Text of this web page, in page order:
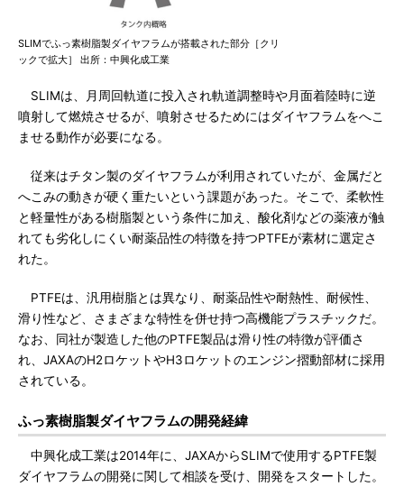
SLIMでふっ素樹脂製ダイヤフラムが搭載された部分［クリ
ックで拡大］ 出所：中興化成工業
SLIMは、月周回軌道に投入され軌道調整時や月面着陸時に逆
噴射して燃焼させるが、噴射させるためにはダイヤフラムをへこ
ませる動作が必要になる。
従来はチタン製のダイヤフラムが利用されていたが、金属だと
へこみの動きが硬く重たいという課題があった。そこで、柔軟性
と軽量性がある樹脂製という条件に加え、酸化剤などの薬液が触
れても劣化しにくい耐薬品性の特徴を持つPTFEが素材に選定さ
れた。
PTFEは、汎用樹脂とは異なり、耐薬品性や耐熱性、耐候性、
滑り性など、さまざまな特性を併せ持つ高機能プラスチックだ。
なお、同社が製造した他のPTFE製品は滑り性の特徴が評価さ
れ、JAXAのH2ロケットやH3ロケットのエンジン摺動部材に採用
されている。
ふっ素樹脂製ダイヤフラムの開発経緯
中興化成工業は2014年に、JAXAからSLIMで使用するPTFE製
ダイヤフラムの開発に関して相談を受け、開発をスタートした。